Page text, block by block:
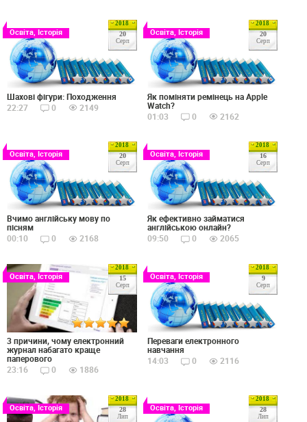
2018
20
Серп
Освіта, Історія
Шахові фігури: Походження
22:27
0 2149
2018
20
Серп
Освіта, Історія
Як поміняти ремінець на Apple
Watch?
01:03
0 2162
2018
20
Серп
Освіта, Історія
Вчимо англійську мову по
пісням
00:10
0 2168
2018
16
Серп
Освіта, Історія
Як ефективно займатися
англійською онлайн?
09:50
0 2065
2018
15
Серп
Освіта, Історія
3 причини, чому електронний
журнал набагато краще
паперового
23:16
0 1886
2018
9
Серп
Освіта, Історія
Переваги електронного
навчання
14:03
0 2116
2018
28
Лип
Освіта, Історія
2018
28
Лип
Освіта, Історія